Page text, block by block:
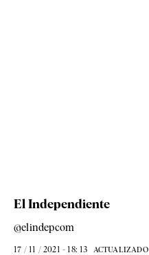
El Independiente
@elindepcom
17 / 11 / 2021 - 18: 13 ACTUALIZADO